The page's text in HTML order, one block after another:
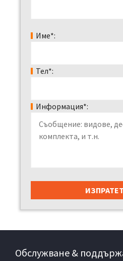
Име*:
Тел*:
Информация*:
Обслужване &